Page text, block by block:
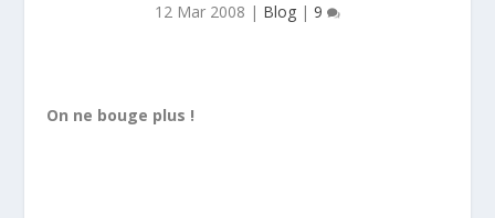
12 Mar 2008 | Blog | 9
On ne bouge plus !